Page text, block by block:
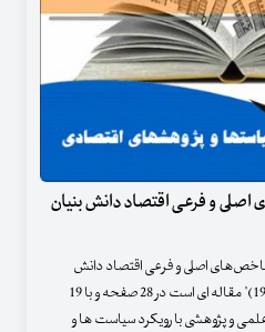
و فرعی اقتصاد دانش بنیان
اصلی و فرعی اقتصاد دانش
بنیان برای ایران (سال‌های 2014-1996)" مقاله ای است در 28 صفحه و با 19
و پژوهشی با رویکرد سیاست ها و